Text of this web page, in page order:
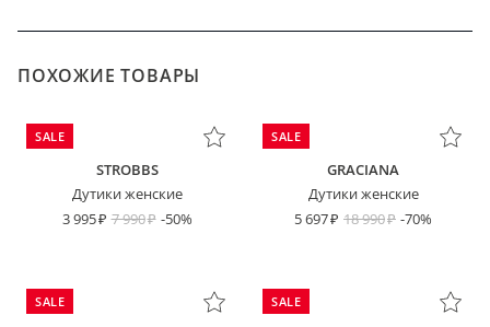
ПОХОЖИЕ ТОВАРЫ
SALE
STROBBS
Дутики женские
3 995
7 990 -50%
SALE
GRACIANA
Дутики женские
5 697
18 990 -70%
SALE SALE